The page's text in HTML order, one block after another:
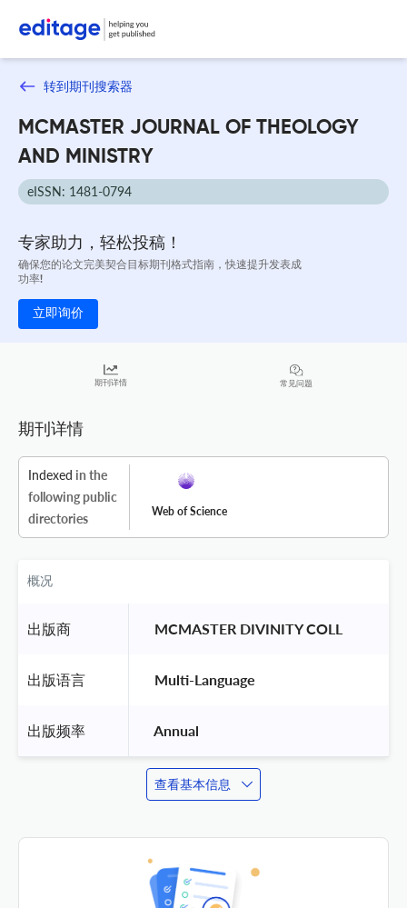
转到期刊搜索器
MCMASTER JOURNAL OF THEOLOGY
AND MINISTRY
eISSN: 1481-0794
专家助力，轻松投稿！
确保您的论文完美契合目标期刊格式指南，快速提升发表成
功率!
立即询价
期刊详情 常见问题
期刊详情
Indexed in the
following public
directories
Web of Science
概况
出版商 MCMASTER DIVINITY COLL
出版语言 Multi-Language
出版频率 Annual
查看基本信息